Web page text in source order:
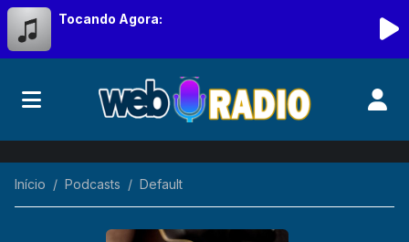
Tocando Agora:
Início Podcasts Default